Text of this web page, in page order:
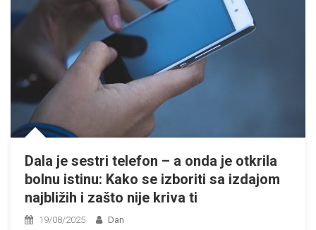
Dala je sestri telefon – a onda je otkrila
bolnu istinu: Kako se izboriti sa izdajom
najbližih i zašto nije kriva ti
19/08/2025 Dan